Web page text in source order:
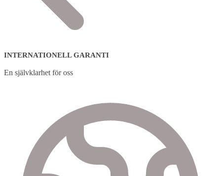
INTERNATIONELL GARANTI
En självklarhet för oss